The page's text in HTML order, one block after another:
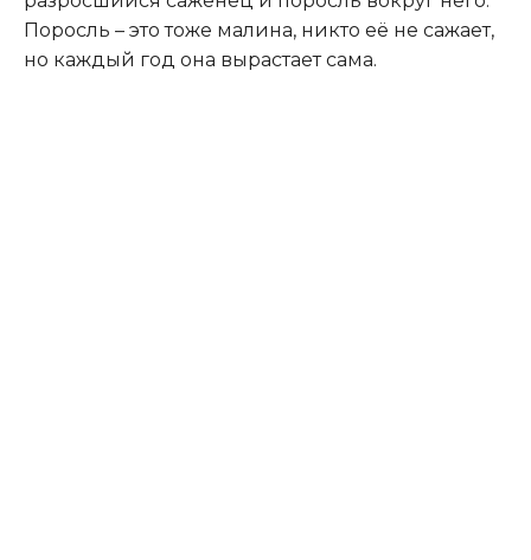
Поросль – это тоже малина, никто её не сажает,
но каждый год она вырастает сама.